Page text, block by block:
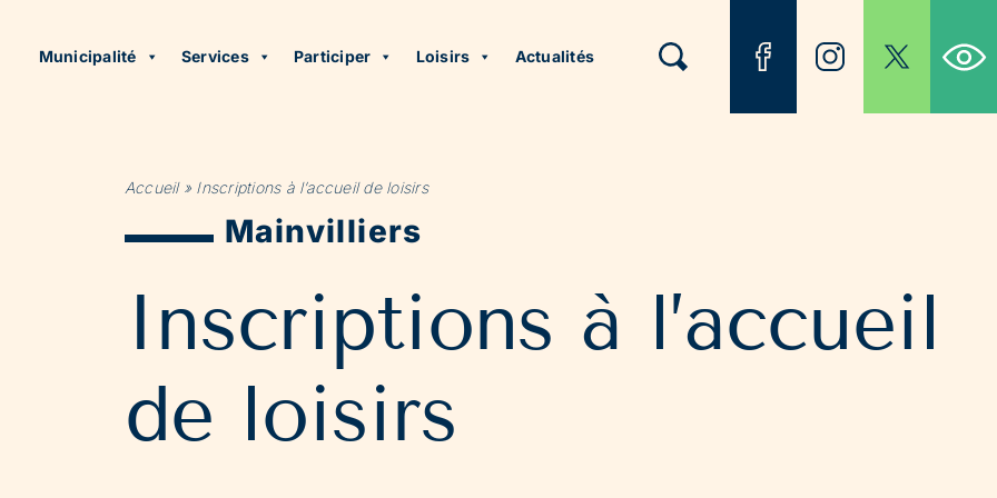
Municipalité Services Participer Loisirs Actualités
Accueil» Inscriptions à l’accueil de loisirs
Mainvilliers
Inscriptions à l’accueil
de loisirs